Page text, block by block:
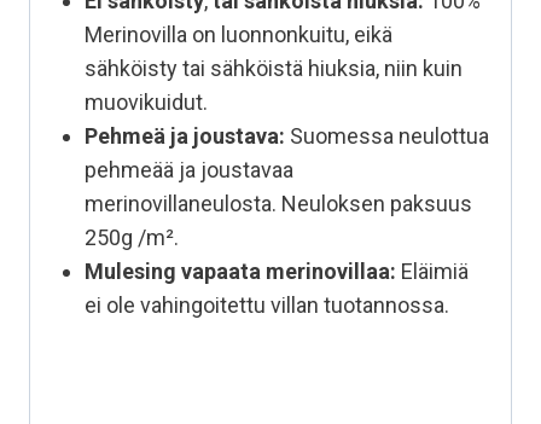
Merinovilla on luonnonkuitu, eikä
sähköisty tai sähköistä hiuksia, niin kuin
muovikuidut.
Pehmeä ja joustava: Suomessa neulottua
pehmeää ja joustavaa
merinovillaneulosta. Neuloksen paksuus
250g /m².
Mulesing vapaata merinovillaa: Eläimiä
ei ole vahingoitettu villan tuotannossa.